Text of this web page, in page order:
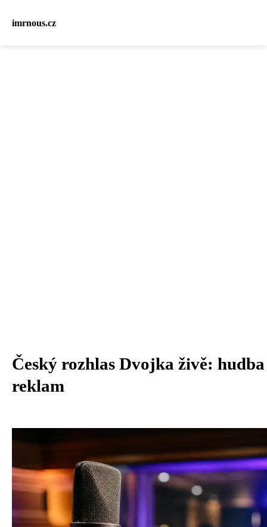
imrnous.cz
Český rozhlas Dvojka živě: hudba
reklam